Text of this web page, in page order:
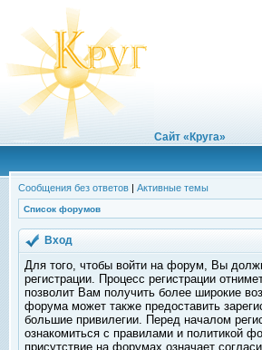
Сайт «Круга»
Сообщения без ответов | Активные темы
Список форумов
Вход
Для того, чтобы войти на форум, Вы
регистрации. Процесс регистрации
позволит Вам получить более широкие
форума может также предоставить
большие привилегии. Перед началом
ознакомиться с правилами и политикой
присутствие на форумах означает